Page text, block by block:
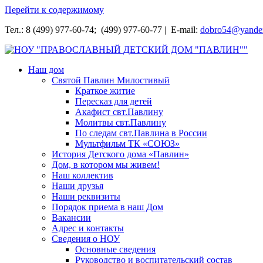
Перейти к содержимому
Тел.: 8 (499) 977-60-74; (499) 977-60-77 | E-mail:
НОУ "ПРАВОСЛАВНЫЙ ДЕТСКИЙ ДОМ "ПАВЛИН""
Наш дом
Святой Павлин Милостивый
Краткое житие
Пересказ для детей
Акафист свт.Павлину
Молитвы свт.Павлину
По следам свт.Павлина в России
Мультфильм ТК «СОЮЗ»
История Детского дома «Павлин»
Дом, в котором мы живем!
Наш коллектив
Наши друзья
Наши реквизиты
Порядок приема в наш Дом
Вакансии
Адрес и контакты
Сведения о НОУ
Основные сведения
Руководство и воспитательский состав